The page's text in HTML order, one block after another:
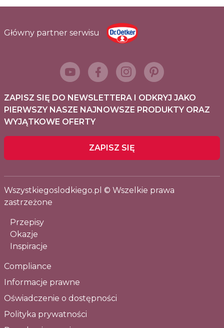
Główny partner serwisu
ZAPISZ SIĘ DO NEWSLETTERA I ODKRYJ JAKO
PIERWSZY NASZE NAJNOWSZE PRODUKTY ORAZ
WYJĄTKOWE OFERTY
ZAPISZ SIĘ
Wszystkiegoslodkiego.pl © Wszelkie prawa
zastrzeżone
Przepisy
Okazje
Inspiracje
Compliance
Informacje prawne
Oświadczenie o dostępności
Polityka prywatności